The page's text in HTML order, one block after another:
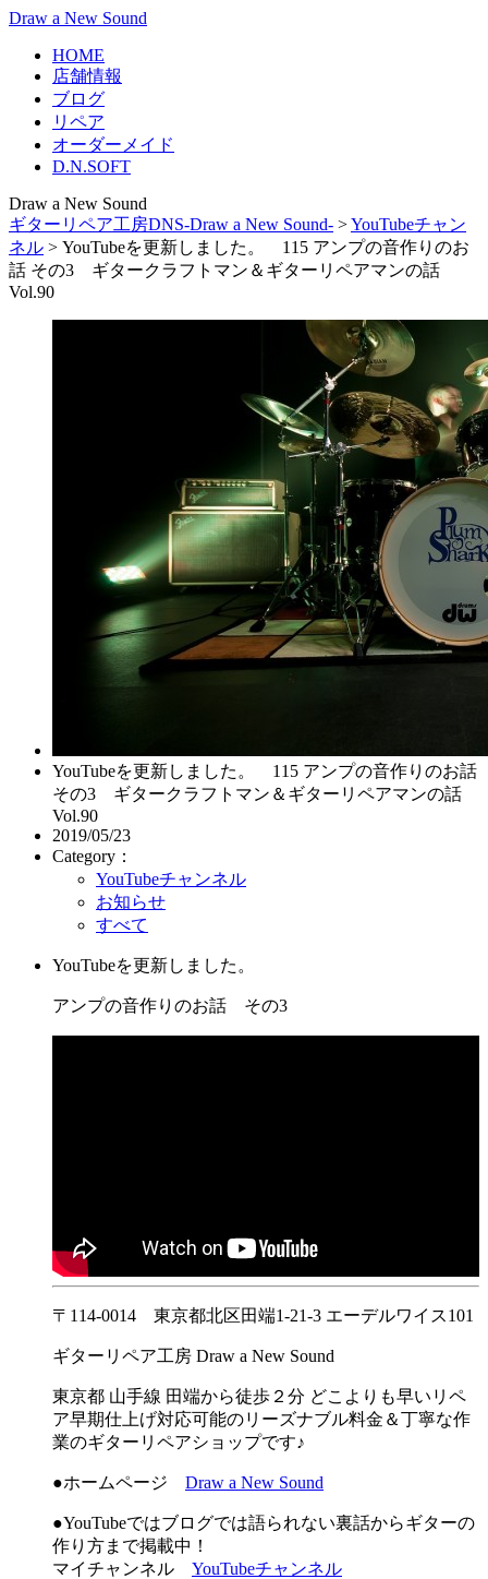
Draw a New Sound
HOME
店舗情報
ブログ
リペア
オーダーメイド
D.N.SOFT
Draw a New Sound
ギターリペア工房DNS-Draw a New Sound- >YouTubeチャン
ネル > YouTubeを更新しました。 115 アンプの音作りのお
話 その3 ギタークラフトマン＆ギターリペアマンの話
Vol.90
YouTubeを更新しました。 115 アンプの音作りのお話
その3 ギタークラフトマン＆ギターリペアマンの話
Vol.90
2019/05/23
Category：
YouTubeチャンネル
お知らせ
すべて
YouTubeを更新しました。
アンプの音作りのお話 その3
〒114-0014 東京都北区田端1-21-3 エーデルワイス101
ギターリペア工房 Draw a New Sound
東京都 山手線 田端から徒歩２分 どこよりも早いリペ
ア早期仕上げ対応可能のリーズナブル料金＆丁寧な作
業のギターリペアショップです♪
●ホームページ Draw a New Sound
●YouTubeではブログでは語られない裏話からギターの
作り方まで掲載中！
マイチャンネル YouTubeチャンネル